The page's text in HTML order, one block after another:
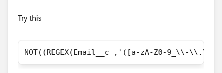
Try this
NOT((REGEX(Email__c ,'([a-zA-Z0-